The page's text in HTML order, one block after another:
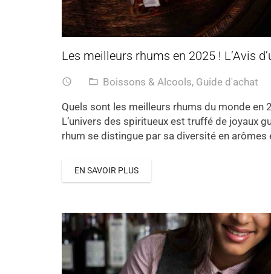
Les meilleurs rhums en 2025 ! L’Avis
access_time folder_open Boissons & Alcools, Guide d'achat
Quels sont les meilleurs rhums du monde en
L’univers des spiritueux est truffé de joyaux
rhum se distingue par sa diversité en arômes
EN SAVOIR PLUS